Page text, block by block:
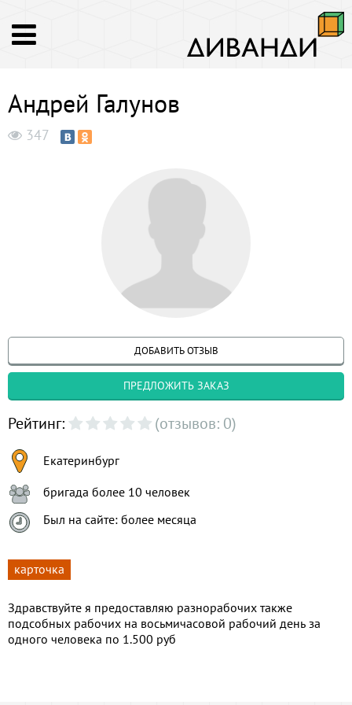
Андрей Галунов
347
ДОБАВИТЬ ОТЗЫВ
ПРЕДЛОЖИТЬ ЗАКАЗ
Рейтинг: (отзывов: 0)
Екатеринбург
бригада более 10 человек
Был на сайте: более месяца
карточка
Здравствуйте я предоставляю разнорабочих также
подсобных рабочих на восьмичасовой рабочий день за
одного человека по 1.500 руб